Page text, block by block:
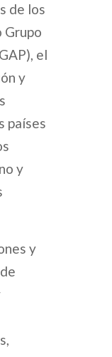
de los
Grupo
el
y
países
y
y